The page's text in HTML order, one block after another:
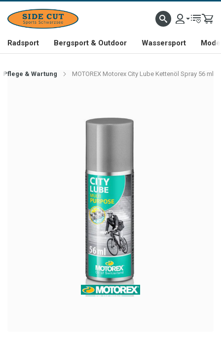
Radsport Bergsport & Outdoor Wassersport
Pflege & Wartung MOTOREX Motorex City Lube Kettenöl Spray 56 ml